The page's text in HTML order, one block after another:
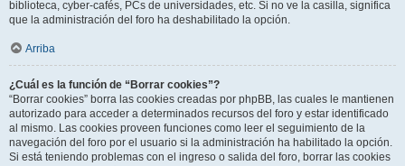
biblioteca, cyber-cafés, PCs de universidades, etc. Si no ve la casilla, significa
que la administración del foro ha deshabilitado la opción.
Arriba
¿Cuál es la función de “Borrar cookies”?
“Borrar cookies” borra las cookies creadas por phpBB, las cuales le mantienen
autorizado para acceder a determinados recursos del foro y estar identificado
al mismo. Las cookies proveen funciones como leer el seguimiento de la
navegación del foro por el usuario si la administración ha habilitado la opción.
Si está teniendo problemas con el ingreso o salida del foro, borrar las cookies